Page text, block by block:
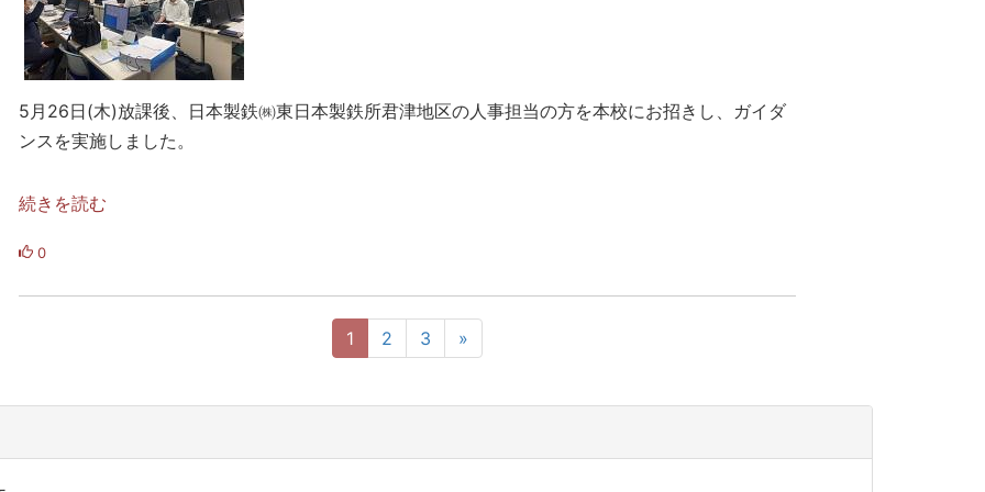
5月26日(木)放課後、日本製鉄㈱東日本製鉄所君津地区の人事担当の方を本校にお招きし、ガイダ
ンスを実施しました。
続きを読む
0
1 2 3 »